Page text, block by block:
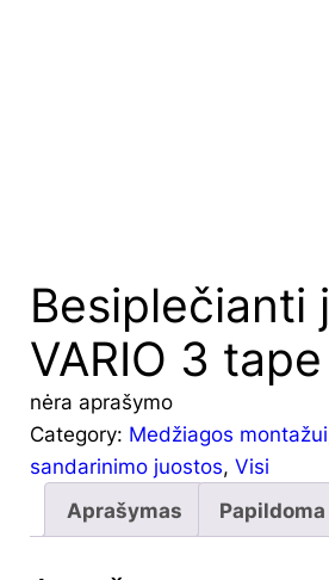
Besiplečianti
VARIO 3 tape
nėra aprašymo
Category: Medžiagos montažui
sandarinimo juostos, Visi
Aprašymas